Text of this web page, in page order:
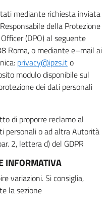
mediante richiesta inviata
della Protezione
(DPO) al seguente
Roma, o mediante e–mail ai
privacy@ipzs.ito
modulo disponibile sul
dei dati personali
di proporre reclamo al
personali o ad altra Autorità
2, lettera d) del GDPR
INFORMATIVA
variazioni. Si consiglia,
la sezione